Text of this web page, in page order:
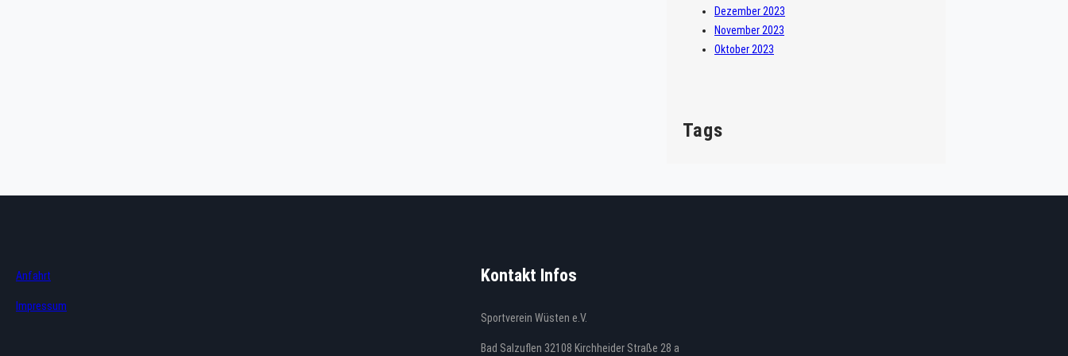
Dezember 2023
November 2023
Oktober 2023
Tags
Anfahrt
Impressum
Kontakt Infos
Sportverein Wüsten e.V.
Bad Salzuflen 32108 Kirchheider Straße 28 a